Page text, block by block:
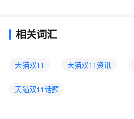
相关词汇
天猫双11 天猫双11资讯
天猫双11话题